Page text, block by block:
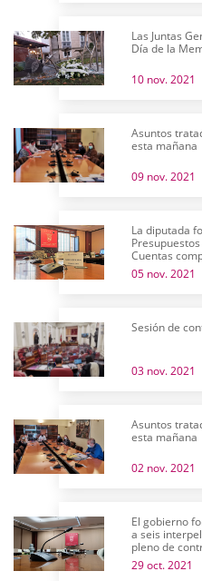
Las Juntas
Día de la
10 nov. 2021
Asuntos
esta mañana
09 nov. 2021
La diputada
Cuentas
05 nov. 2021
Sesión de
03 nov. 2021
Asuntos
esta mañana
02 nov. 2021
El gobierno
a seis
pleno de
29 oct. 2021